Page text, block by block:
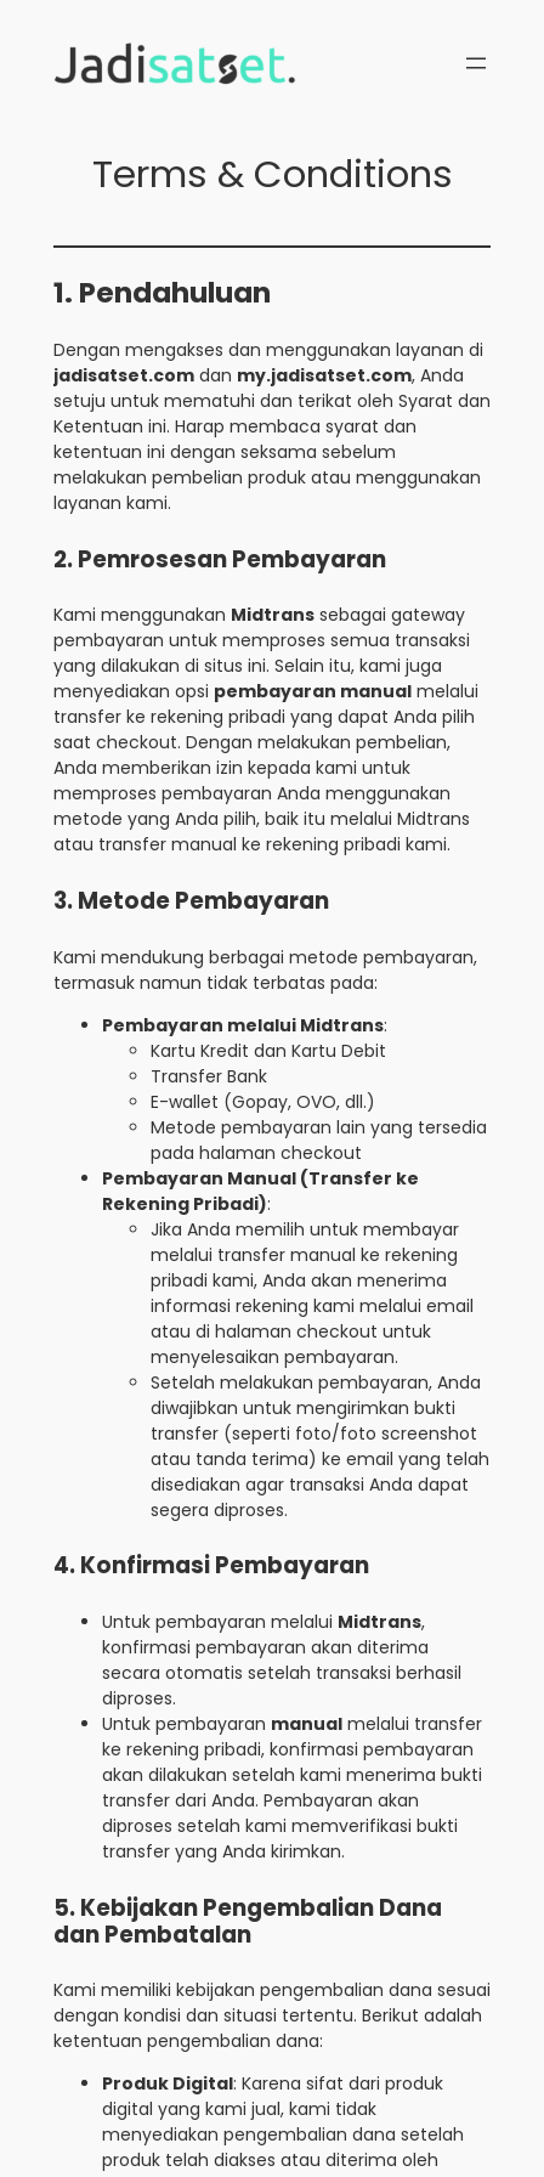
content
Terms & Conditions
1. Pendahuluan
Dengan mengakses dan menggunakan layanan di
jadisatset.comdan my.jadisatset.com, Anda
setuju untuk mematuhi dan terikat oleh Syarat dan
Ketentuan ini. Harap membaca syarat dan
ketentuan ini dengan seksama sebelum
melakukan pembelian produk atau menggunakan
layanan kami.
2. Pemrosesan Pembayaran
Kami menggunakan Midtranssebagai gateway
pembayaran untuk memproses semua transaksi
yang dilakukan di situs ini. Selain itu, kami juga
menyediakan opsi pembayaran manualmelalui
transfer ke rekening pribadi yang dapat Anda pilih
saat checkout. Dengan melakukan pembelian,
Anda memberikan izin kepada kami untuk
memproses pembayaran Anda menggunakan
metode yang Anda pilih, baik itu melalui Midtrans
atau transfer manual ke rekening pribadi kami.
3. Metode Pembayaran
Kami mendukung berbagai metode pembayaran,
termasuk namun tidak terbatas pada:
Pembayaran melalui Midtrans:
Kartu Kredit dan Kartu Debit
Transfer Bank
E-wallet (Gopay, OVO, dll.)
Metode pembayaran lain yang tersedia
pada halaman checkout
Pembayaran Manual (Transfer ke
Rekening Pribadi):
Jika Anda memilih untuk membayar
melalui transfer manual ke rekening
pribadi kami, Anda akan menerima
informasi rekening kami melalui email
atau di halaman checkout untuk
menyelesaikan pembayaran.
Setelah melakukan pembayaran, Anda
diwajibkan untuk mengirimkan bukti
transfer (seperti foto/foto screenshot
atau tanda terima) ke email yang telah
disediakan agar transaksi Anda dapat
segera diproses.
4. Konfirmasi Pembayaran
Untuk pembayaran melalui Midtrans,
konfirmasi pembayaran akan diterima
secara otomatis setelah transaksi berhasil
diproses.
Untuk pembayaran manualmelalui transfer
ke rekening pribadi, konfirmasi pembayaran
akan dilakukan setelah kami menerima bukti
transfer dari Anda. Pembayaran akan
diproses setelah kami memverifikasi bukti
transfer yang Anda kirimkan.
5. Kebijakan Pengembalian Dana
dan Pembatalan
Kami memiliki kebijakan pengembalian dana sesuai
dengan kondisi dan situasi tertentu. Berikut adalah
ketentuan pengembalian dana:
Produk Digital: Karena sifat dari produk
digital yang kami jual, kami tidak
menyediakan pengembalian dana setelah
produk telah diakses atau diterima oleh